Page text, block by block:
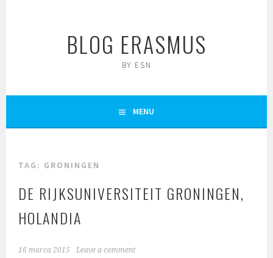
BLOG ERASMUS
BY ESN
MENU
TAG: GRONINGEN
DE RIJKSUNIVERSITEIT GRONINGEN,
HOLANDIA
16 marca 2015 Leave a comment